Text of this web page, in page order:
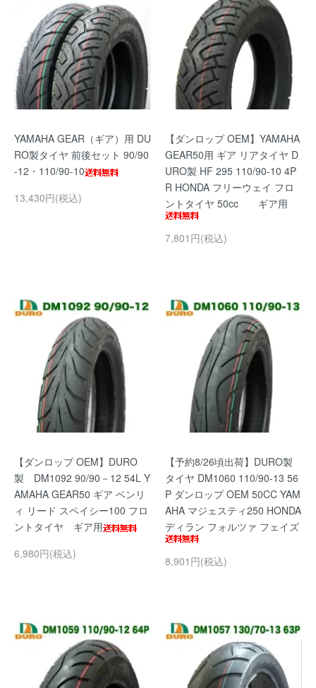
YAMAHA GEAR（ギア）用 DU
RO製タイヤ 前後セット 90/90
-12・110/90-10
13,430円(税込)
【ダンロップ OEM】YAMAHA
GEAR50用 ギア リアタイヤ D
URO製 HF 295 110/90-10 4P
R HONDA フリーウェイ フロ
ントタイヤ 50cc ギア用
7,801円(税込)
【ダンロップ OEM】DURO
製 DM1092 90/90－12 54L Y
AMAHA GEAR50 ギア ベンリ
ィ リード スペイシー100 フロ
ントタイヤ ギア用
6,980円(税込)
【予約8/26頃出荷】DURO製
タイヤ DM1060 110/90-13 56
P ダンロップ OEM 50CC YAM
AHA マジェスティ250 HONDA
ディラン フォルツァ フェイズ
8,901円(税込)